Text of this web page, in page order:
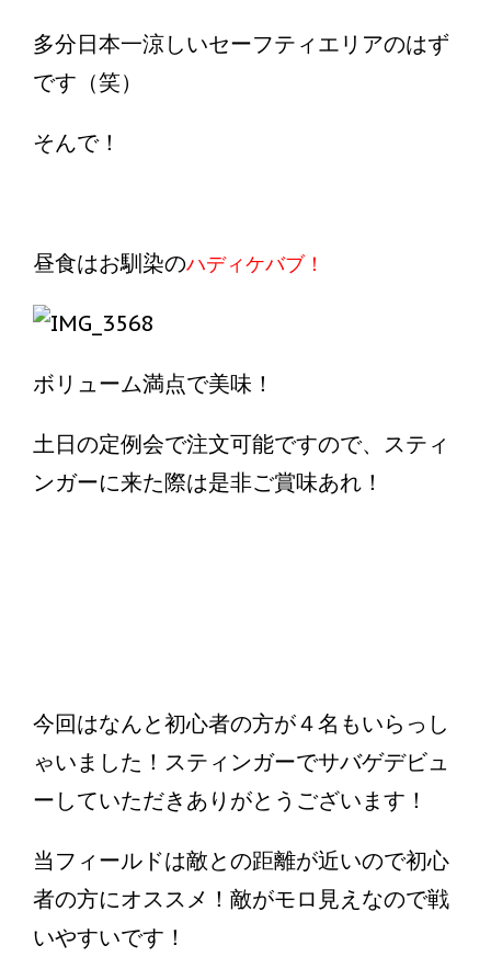
多分日本一涼しいセーフティエリアのはず
です（笑）
そんで！
昼食はお馴染のハディケバブ！
ボリューム満点で美味！
土日の定例会で注文可能ですので、スティ
ンガーに来た際は是非ご賞味あれ！
今回はなんと初心者の方が４名もいらっし
ゃいました！スティンガーでサバゲデビュ
ーしていただきありがとうございます！
当フィールドは敵との距離が近いので初心
者の方にオススメ！敵がモロ見えなので戦
いやすいです！